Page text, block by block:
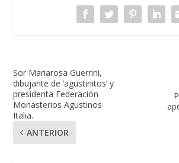
Sor Mariarosa Guerrini,
dibujante de ‘agustinitos’ y
presidenta Federación
Monasterios Agustinos
Italia.
ANTERIOR